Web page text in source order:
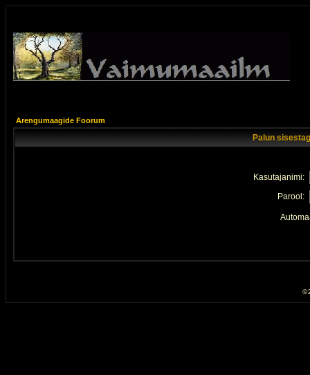
Arengumaagide Foorum
Palun
Kasutajanimi:
Parool:
©